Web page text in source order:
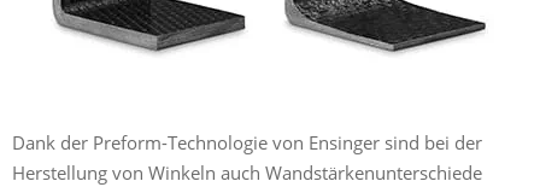
Dank der Preform-Technologie von Ensinger sind bei der
Herstellung von Winkeln auch Wandstärkenunterschiede